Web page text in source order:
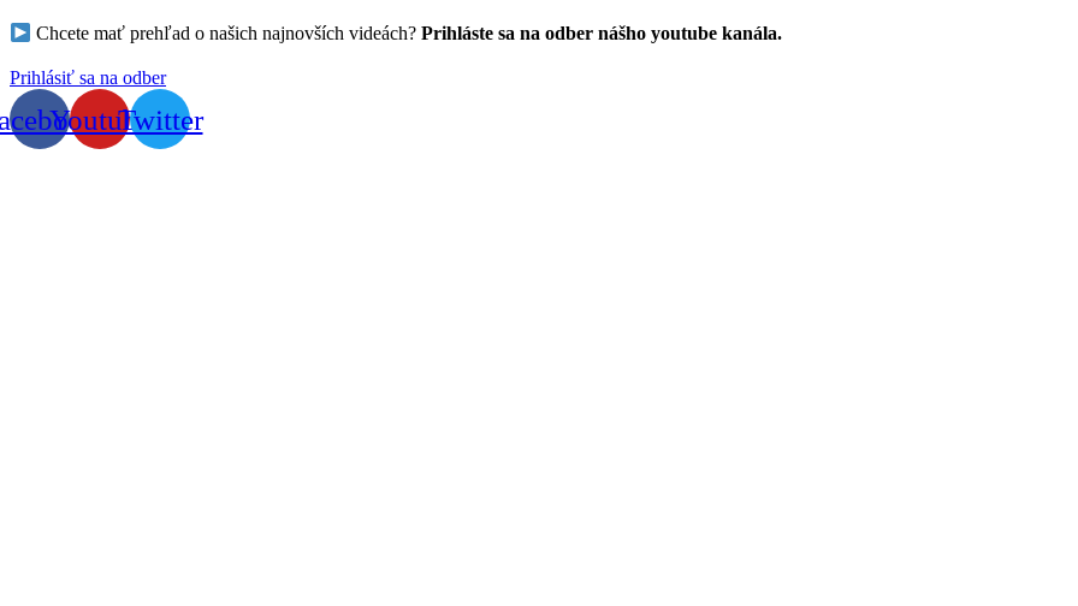
Chcete mať prehľad o našich najnovších videách? Prihláste sa na odber nášho youtube kanála.
Prihlásiť sa na odber
YoutubeTwitter